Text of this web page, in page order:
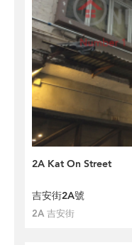
2A Kat On Street
吉安街2A號
2A 吉安街